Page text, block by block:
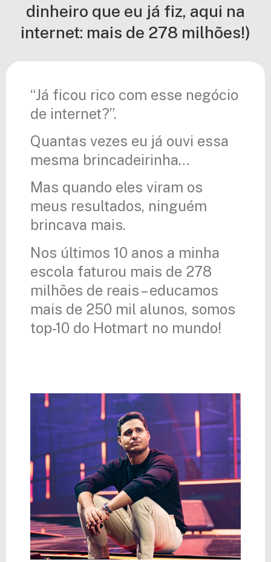
dinheiro que eu já fiz, aqui na
internet: mais de 278 milhões!)
“Já ficou rico com esse negócio
de internet?”.
Quantas vezes eu já ouvi essa
mesma brincadeirinha…
Mas quando eles viram os
meus resultados, ninguém
brincava mais.
Nos últimos 10 anos a minha
escola faturou mais de 278
milhões de reais – educamos
mais de 250 mil alunos, somos
top-10 do Hotmart no mundo!